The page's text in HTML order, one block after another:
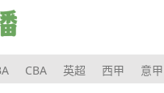
CBA 英超 西甲 意甲